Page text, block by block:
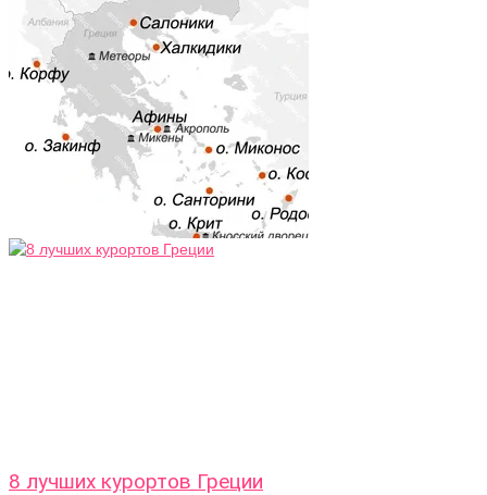
8 лучших курортов Греции